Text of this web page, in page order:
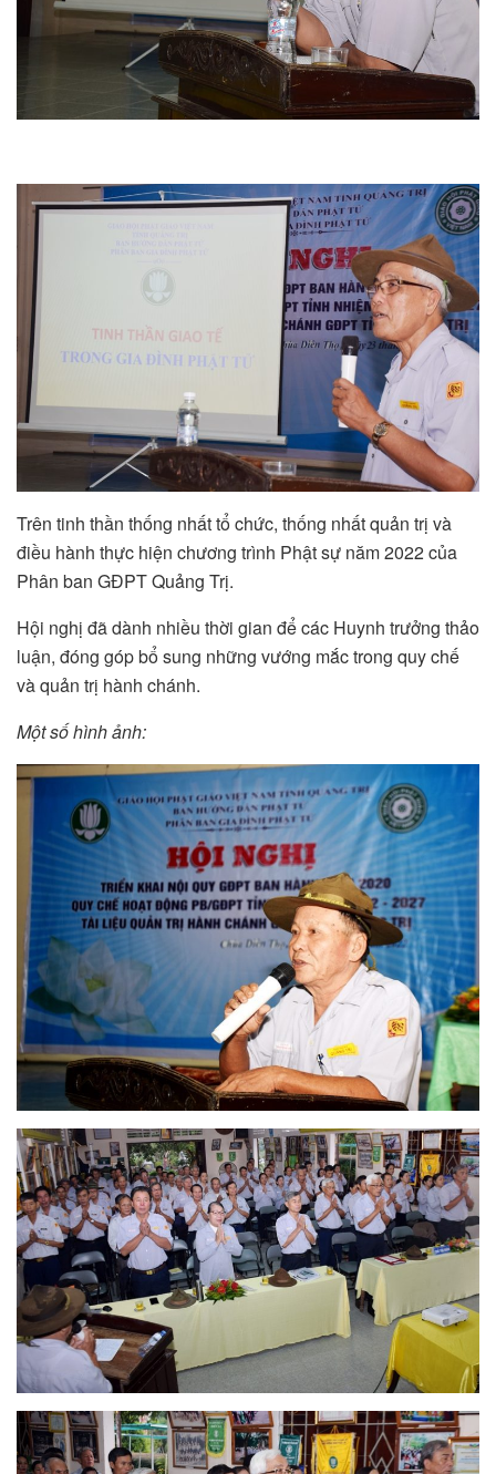
Trên tinh thần thống nhất tổ chức, thống nhất quản trị và
điều hành thực hiện chương trình Phật sự năm 2022 của
Phân ban GĐPT Quảng Trị.
Hội nghị đã dành nhiều thời gian để các Huynh trưởng thảo
luận, đóng góp bổ sung những vướng mắc trong quy chế
và quản trị hành chánh.
Một số hình ảnh: